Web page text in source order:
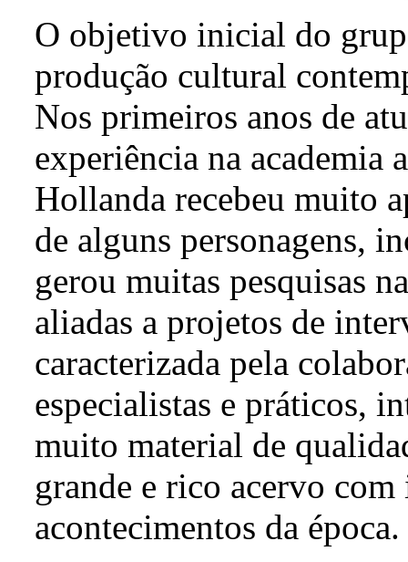
O objetivo inicial do
produção cultural
Nos primeiros anos de
experiência na academia
Hollanda recebeu muito
de alguns personagens,
gerou muitas pesquisas
aliadas a projetos de
caracterizada pela
especialistas e práticos,
muito material de
grande e rico acervo
acontecimentos da época.